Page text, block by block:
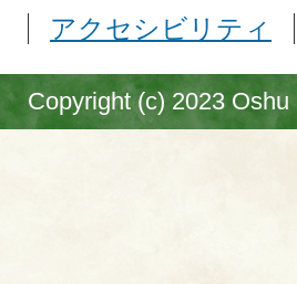
アクセシビリティ
Copyright (c) 2023